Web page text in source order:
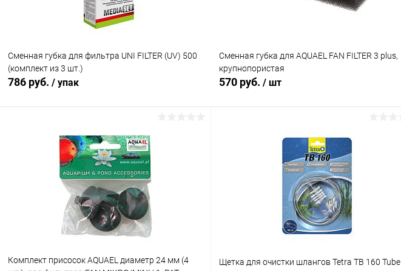
Сменная губка для фильтра UNI FILTER (UV) 500
(комплект из 3 шт.)
786 руб. / упак
Купить в 1 клик Сравнение
В избранное В наличии
Сменная губка для AQUAEL FAN FILTER 3 plus,
крупнопористая
570 руб. / шт
Купить в 1 клик Сравнение
В наличии
Комплект присосок AQUAEL диаметр 24 мм (4
Щетка для очистки шлангов Tetra TB 160 Tube